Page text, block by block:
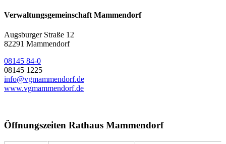
Verwaltungsgemeinschaft Mammendorf
Augsburger Straße 12
82291 Mammendorf
08145 84-0
08145 1225
info@vgmammendorf.de
www.vgmammendorf.de
Öffnungszeiten Rathaus Mammendorf